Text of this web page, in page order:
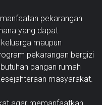
pekarangan
yang dapat
maupun
pekarangan bergizi
pangan rumah
masyarakat.